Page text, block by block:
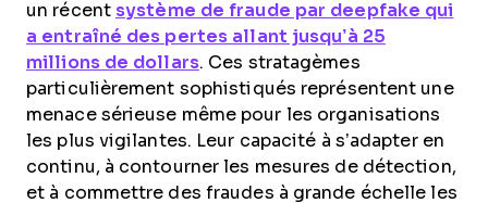
un récent système de fraude par deepfake qui
a entraîné des pertes allant jusqu’à 25
millions de dollars. Ces stratagèmes
particulièrement sophistiqués représentent une
menace sérieuse même pour les organisations
les plus vigilantes. Leur capacité à s’adapter en
continu, à contourner les mesures de détection,
et à commettre des fraudes à grande échelle les